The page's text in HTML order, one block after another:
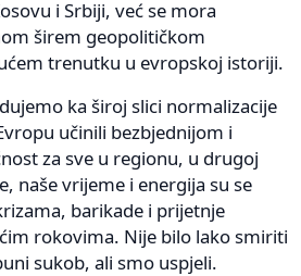
i Srbiji, već se mora
širem geopolitičkom
trenutku u evropskoj istoriji.
ka široj slici normalizacije
učinili bezbjednijom i
za sve u regionu, u drugoj
naše vrijeme i energija su se
barikade i prijetnje
rokovima. Nije bilo lako smiriti
sukob, ali smo uspjeli.